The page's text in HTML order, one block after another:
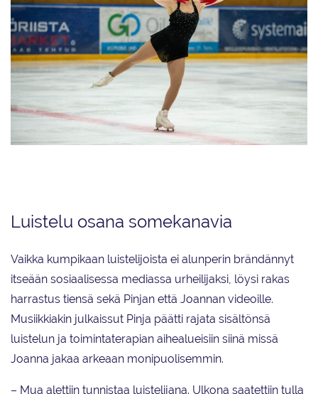
Luistelu osana somekanavia
Vaikka kumpikaan luistelijoista ei alunperin brändännyt
itseään sosiaalisessa mediassa urheilijaksi, löysi rakas
harrastus tiensä sekä Pinjan että Joannan videoille.
Musiikkiakin julkaissut Pinja päätti rajata sisältönsä
luistelun ja toimintaterapian aihealueisiin siinä missä
Joanna jakaa arkeaan monipuolisemmin.
– Mua alettiin tunnistaa luistelijana. Ulkona saatettiin tulla